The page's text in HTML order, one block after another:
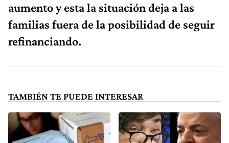
aumento y esta la situación deja a las
familias fuera de la posibilidad de seguir
refinanciando.
TAMBIÉN TE PUEDE INTERESAR